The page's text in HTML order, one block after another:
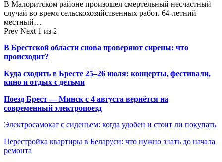
В Малоритском районе произошел смертельный несчастный
случай во время сельскохозяйственных работ. 64-летний
местный…
Prev Next 1 из 2
В Брестской области снова проверяют сирены: что
происходит?
Куда сходить в Бресте 25–26 июля: концерты, фестивали,
кино и отдых с детьми
Поезд Брест — Минск с 4 августа вернётся на
современный электропоезд
Электросамокат с сиденьем: когда удобен и стоит ли покупать
Перестройка квартиры в Беларуси: что нужно знать до начала
ремонта